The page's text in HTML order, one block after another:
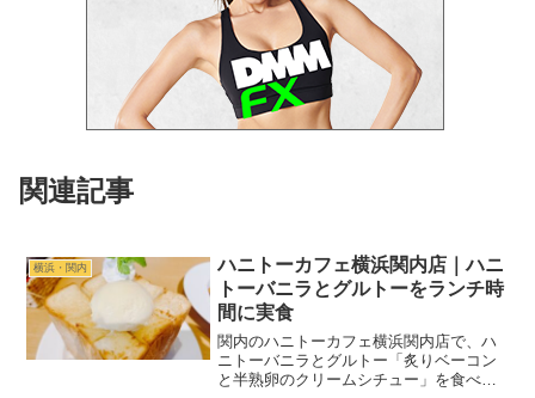
関連記事
横浜・関内
ハニトーカフェ横浜関内店｜ハニ
トーバニラとグルトーをランチ時
間に実食
関内のハニトーカフェ横浜関内店で、ハ
ニトーバニラとグルトー「炙りベーコン
と半熟卵のクリームシチュー」を食べて